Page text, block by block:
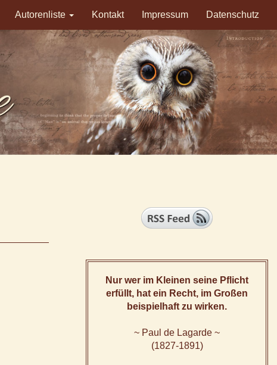
Autorenliste Kontakt Impressum Datenschutz
Nur wer im Kleinen seine Pflicht
erfüllt, hat ein Recht, im Großen
beispielhaft zu wirken.
~ Paul de Lagarde ~
(1827-1891)